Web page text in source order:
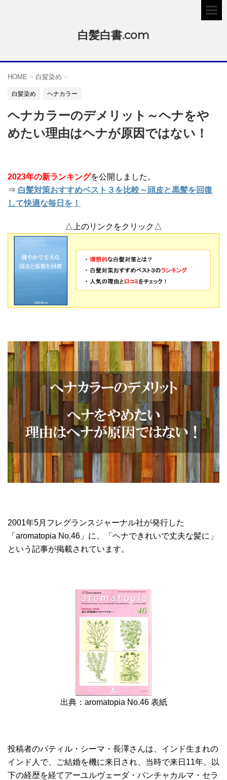
白髪白書.com
HOME > 白髪染め >
白髪染め ヘナカラー
ヘナカラーのデメリット～ヘナをや
めたい理由はヘナが原因ではない！
2023年の新ランキングを公開しました。
⇒ 白髪対策おすすめベスト３を比較～頭皮と黒髪を回復
して快適な毎日を！
△上のリンクをクリック△
2001年5月フレグランスジャーナル社が発行した
「aromatopia No.46」に、「ヘナできれいで丈夫な髪に」
という記事が掲載されています。
出典：aromatopia No.46 表紙
投稿者のパティル・シーマ・長澤さんは、インド生まれの
インド人で、ご結婚を機に来日され、当時で来日11年。以
下の経歴を経てアーユルヴェーダ・パンチャカルマ・セラ